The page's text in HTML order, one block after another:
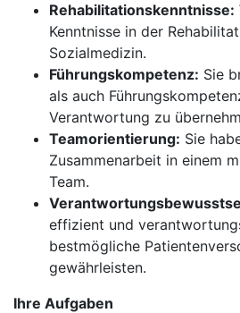
Rehabilitationskenntnisse:
Kenntnisse in der
Sozialmedizin.
Führungskompetenz: Sie
als auch
Verantwortung zu
Teamorientierung: Sie
Zusammenarbeit in einem
Team.
effizient und
bestmögliche
gewährleisten.
Ihre Aufgaben